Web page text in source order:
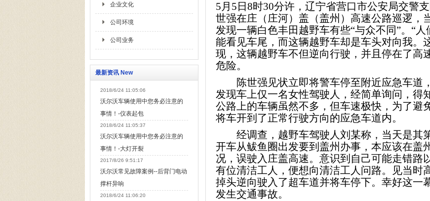
企业文化
公司环境
公司业务
最新资讯 New
2018/6/24 11:05:06
沃尔沃车辆使用中您务必注意的
事情！-仪表起包
2018/6/24 11:05:37
沃尔沃车辆使用中您务必注意的
事情！-大灯开裂
2017/8/26 9:51:17
沃尔沃常见故障案例--后背门电动
撑杆异响
2018/6/24 11:06:20
5月 5 日 8时30分许，辽宁省营口市公安局交警
世强在庄（庄河）盖（盖州）高速公路巡逻，
发现一辆白色丰田越野车有些“与众不同”。“
能看见车尾，而这辆越野车却是车头对向我。
现，这辆越野车不但逆向行驶，并且停在了高
危险。
陈世强见状立即将警车停至附近应急车道
发现车上仅一名女性驾驶人，经简单询问，得
公路上的车辆虽然不多，但车速极快，为了避
将车开到了正常行驶方向的应急车道内。
经调查，越野车驾驶人刘某称，当天是其
开车从鲅鱼圈出发要到盖州办事，本应该在盖
况，误驶入庄盖高速。意识到自己可能走错路
有位清洁工人，便想向清洁工人问路。见当时
掉头逆向驶入了超车道并将车停下。幸好这一
发生交通事故。